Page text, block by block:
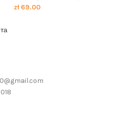
zł 69.00